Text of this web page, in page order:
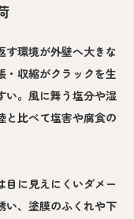
す環境が外壁へ大きな
・収縮がクラックを生
い。風に舞う塩分や湿
と比べて塩害や腐食の
目に見えにくいダメー
い、塗膜のふくれや下